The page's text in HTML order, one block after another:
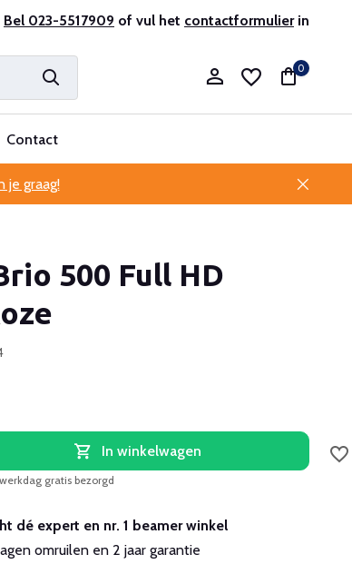
Professionele klantenservice
Bel 023-5517909 of vul het contactformulierin
Account aanmaken
0
Contact
je graag!
500 Full HD
In winkelwagen
gratis bezorgd
dé expert en nr. 1 beamer winkel
omruilen en 2 jaar garantie